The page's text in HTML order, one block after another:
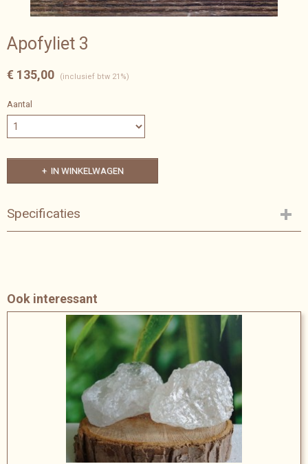
Apofyliet 3
€ 135,00 (inclusief btw 21%)
Aantal
IN WINKELWAGEN
Specificaties
Ook interessant